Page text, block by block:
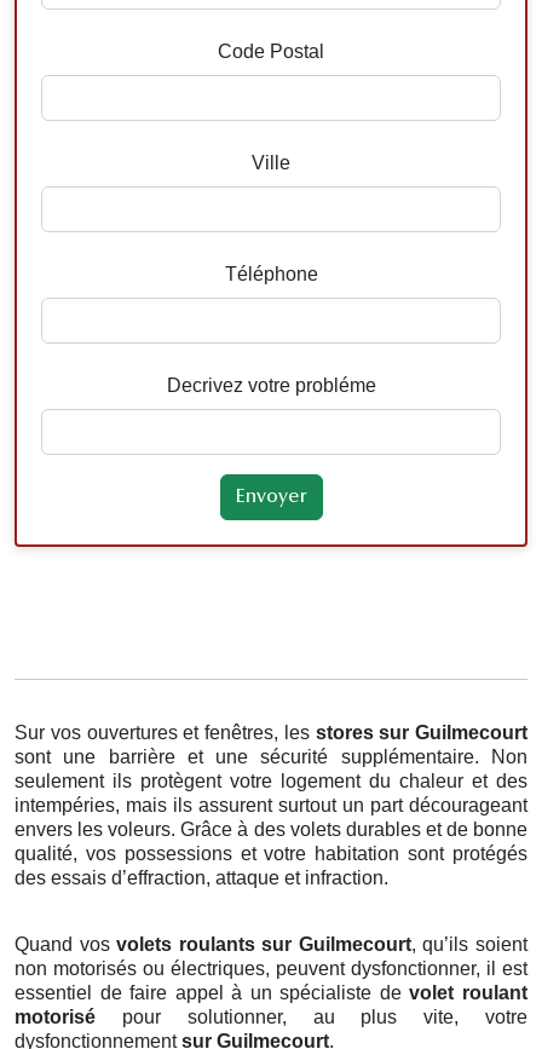
Code Postal
Ville
Téléphone
Decrivez votre probléme
Sur vos ouvertures et fenêtres, les stores sur Guilmecourt
sont une barrière et une sécurité supplémentaire. Non
seulement ils protègent votre logement du chaleur et des
intempéries, mais ils assurent surtout un part décourageant
envers les voleurs. Grâce à des volets durables et de bonne
qualité, vos possessions et votre habitation sont protégés
des essais d’effraction, attaque et infraction.
Quand vosvolets roulants sur Guilmecourt, qu’ils soient
non motorisés ou électriques, peuvent dysfonctionner, il est
essentiel de faire appel à un spécialiste devolet roulant
motorisé pour solutionner, au plus vite, votre
dysfonctionnementsur Guilmecourt.